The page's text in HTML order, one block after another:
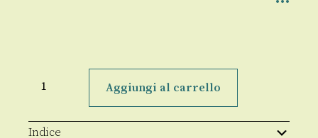
possiamo
liberali
quantità
Aggiungi al carrello
Indice